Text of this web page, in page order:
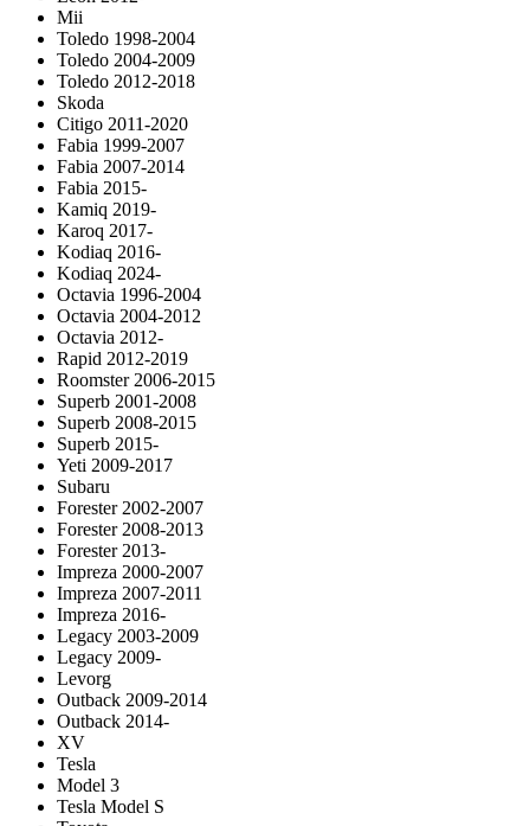
Mii
Toledo 1998-2004
Toledo 2004-2009
Toledo 2012-2018
Skoda
Citigo 2011-2020
Fabia 1999-2007
Fabia 2007-2014
Fabia 2015-
Kamiq 2019-
Karoq 2017-
Kodiaq 2016-
Kodiaq 2024-
Octavia 1996-2004
Octavia 2004-2012
Octavia 2012-
Rapid 2012-2019
Roomster 2006-2015
Superb 2001-2008
Superb 2008-2015
Superb 2015-
Yeti 2009-2017
Subaru
Forester 2002-2007
Forester 2008-2013
Forester 2013-
Impreza 2000-2007
Impreza 2007-2011
Impreza 2016-
Legacy 2003-2009
Legacy 2009-
Levorg
Outback 2009-2014
Outback 2014-
XV
Tesla
Model 3
Tesla Model S